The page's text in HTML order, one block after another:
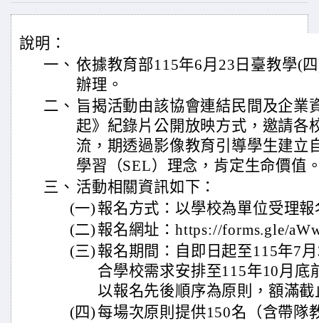
說明：
一、 依據教育部115年6月23日臺教學(
辦理。
二、 旨揭活動由該協會連結民間及企業
起》紀錄片公開放映方式，邀請各
流，期透過影像教育引導學生建立
學習（SEL）理念，肯定生命價值
三、 活動相關資訊如下：
(一) 報名方式：以學校為單位受理報
(二) 報名網址：https://forms.gle/
(三) 報名期間：自即日起至115年7
合學校需求安排至115年10月底
以報名先後順序為原則，額滿截
(四) 每場次原則提供150名（含帶隊